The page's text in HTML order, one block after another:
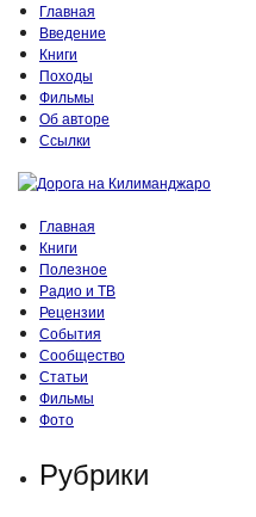
Главная
Введение
Книги
Походы
Фильмы
Об авторе
Ссылки
Главная
Книги
Полезное
Радио и ТВ
Рецензии
События
Сообщество
Статьи
Фильмы
Фото
Рубрики